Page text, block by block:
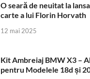
O seară de neuitat la
carte a lui Florin Horvath
12 mai 2025
Kit Ambreiaj BMW X3 –
pentru Modelele 18d și